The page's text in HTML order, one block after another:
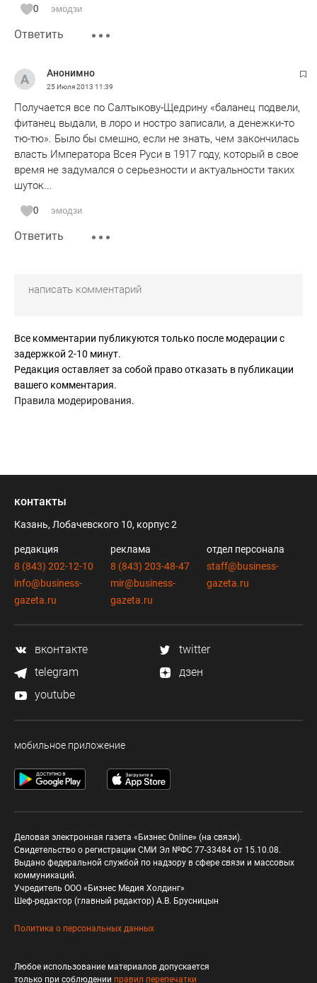
0 эмодзи
Ответить
Анонимно
25 Июля 2013 11:39
Получается все по Салтыкову-Щедрину «баланец подвели,
фитанец выдали, в лоро и ностро записали, а денежки-то
тю-тю». Было бы смешно, если не знать, чем закончилась
власть Императора Всея Руси в 1917 году, который в свое
время не задумался о серьезности и актуальности таких
шуток...
0 эмодзи
Ответить
Все комментарии публикуются только после модерации с
задержкой 2-10 минут.
Редакция оставляет за собой право отказать в публикации
вашего комментария.
Правила модерирования.
контакты
Казань, Лобачевского 10, корпус 2
редакция
8 (843) 202-12-10
info@business-
gazeta.ru
реклама
8 (843) 203-48-47
mir@business-
gazeta.ru
отдел персонала
staff@business-
gazeta.ru
вконтакте
twitter
telegram
дзен
youtube
мобильное приложение
Деловая электронная газета «Бизнес Online» (на связи).
Свидетельство о регистрации СМИ Эл №ФС 77-33484 от 15.10.08.
Выдано федеральной службой по надзору в сфере связи и массовых
коммуникаций.
Учредитель ООО «Бизнес Медия Холдинг»
Шеф-редактор (главный редактор) А.В. Брусницын
Политика о персональных данных
Любое использование материалов допускается
только при соблюдении правил перепечатки